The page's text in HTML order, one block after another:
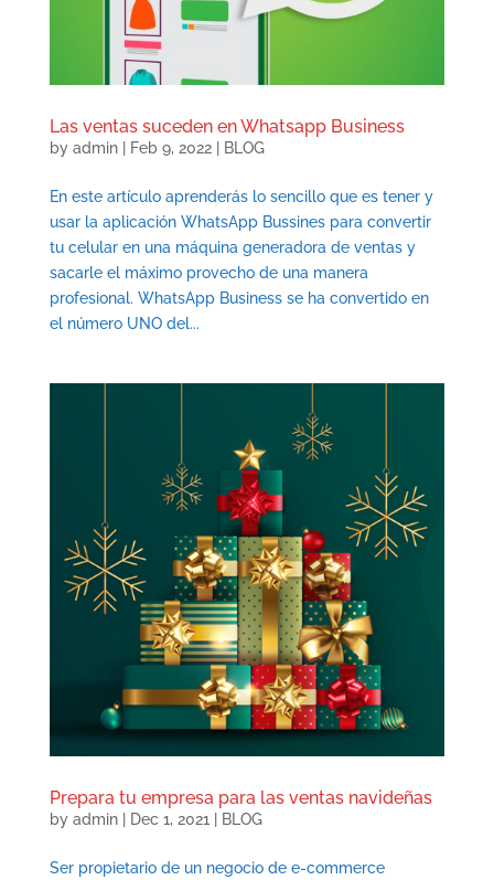
Las ventas suceden en Whatsapp Business
by admin| Feb 9, 2022| BLOG
En este artículo aprenderás lo sencillo que es tener y
usar la aplicación WhatsApp Bussines para convertir
tu celular en una máquina generadora de ventas y
sacarle el máximo provecho de una manera
profesional. WhatsApp Business se ha convertido en
el número UNO del...
Prepara tu empresa para las ventas navideñas
by admin| Dec 1, 2021 BLOG
Ser propietario de un negocio de e-commerce